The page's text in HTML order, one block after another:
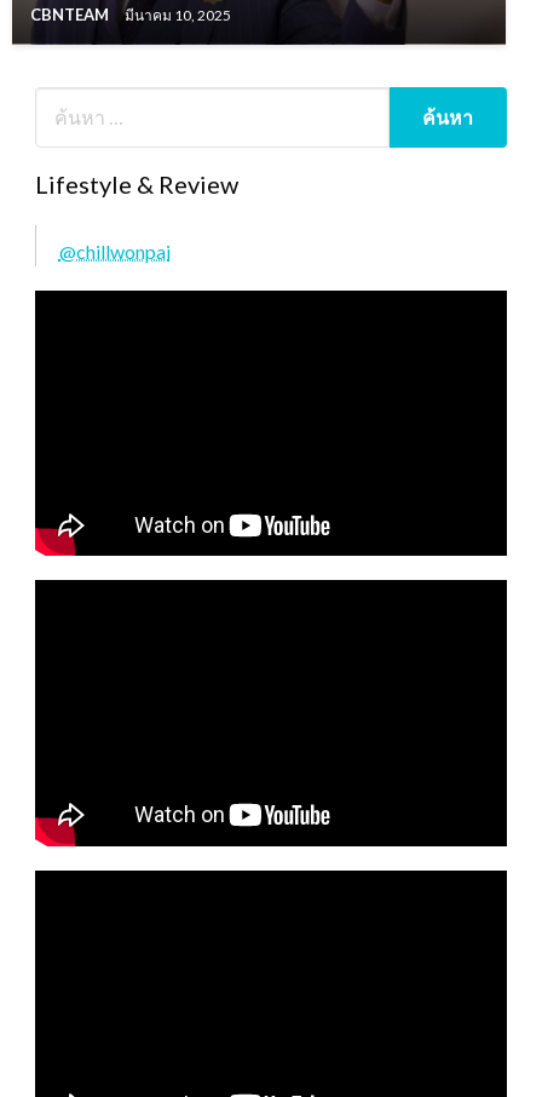
CBNTEAM มีนาคม 10, 2025
Lifestyle & Review
@chillwonpai